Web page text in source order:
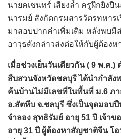
นายคเชนทร์ เสียงล้ำ ครูฝึกยิงปื
นารมย์ สังกัดกรมสารวัตรทหาร
มาสอบปากคำเพิ่มเติม หลังพบมี
อาวุธดังกล่าวส่งต่อให้กับผู้ต้อง
เมื่อช่วงเย็นวันเดียวกัน ( 9 พ.ค
สืบสวนจังหวัดชลบุรี ได้นำกำลัง
ค้นบ้านไม่มีเลขที่ในพื้นที่ ม.6 ภ
อ.สัตหีบ จ.ชลบุรี ซึ่งเป็นจุดมอบ
จำลอง สุทธิรัมย์ อายุ 51 ปี เจ้า
อายุ 31 ปี ผู้ต้องหาสัญชาติจีน โ